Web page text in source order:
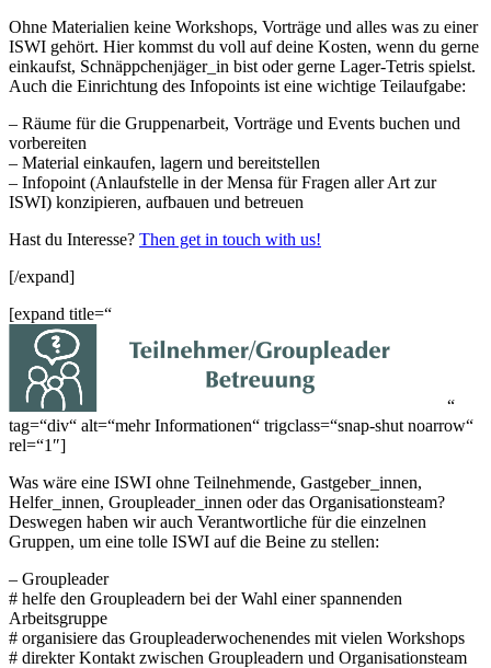
Ohne Materialien keine Workshops, Vorträge und alles was zu einer
ISWI gehört. Hier kommst du voll auf deine Kosten, wenn du gerne
einkaufst, Schnäppchenjäger_in bist oder gerne Lager-Tetris spielst.
Auch die Einrichtung des Infopoints ist eine wichtige Teilaufgabe:
– Räume für die Gruppenarbeit, Vorträge und Events buchen und
vorbereiten
– Material einkaufen, lagern und bereitstellen
– Infopoint (Anlaufstelle in der Mensa für Fragen aller Art zur
ISWI) konzipieren, aufbauen und betreuen
Hast du Interesse? Then get in touch with us!
[/expand]
[expand title=“
“
tag=“div“ alt=“mehr Informationen“ trigclass=“snap-shut noarrow“
rel=“1″]
Was wäre eine ISWI ohne Teilnehmende, Gastgeber_innen,
Helfer_innen, Groupleader_innen oder das Organisationsteam?
Deswegen haben wir auch Verantwortliche für die einzelnen
Gruppen, um eine tolle ISWI auf die Beine zu stellen:
– Groupleader
# helfe den Groupleadern bei der Wahl einer spannenden
Arbeitsgruppe
# organisiere das Groupleaderwochenendes mit vielen Workshops
# direkter Kontakt zwischen Groupleadern und Organisationsteam